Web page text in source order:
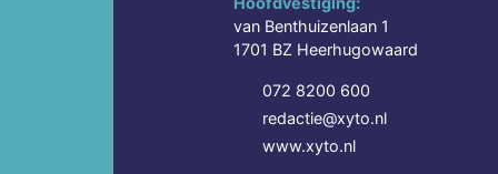
van Benthuizenlaan 1
1701 BZ Heerhugowaard
072 8200 600
redactie@xyto.nl
www.xyto.nl